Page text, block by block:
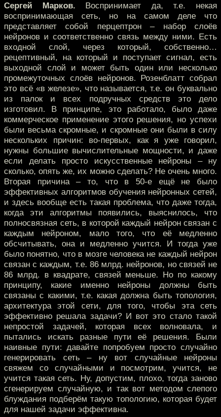
Сергей Марков. Воспринимает да, т.е. некая
воспринимающая сеть, но на самом деле что
представляет собой перцептрон – набор слоёв
нейронов и соответственно связь между ними. Есть
входной слой, через который, собственно…
рецептивный, на который и поступает сигнал, есть
выходной слой и может быть один или несколько
промежуточных слоёв нейронов. Розенблатт собрал
это всё «в железе», что называется, т.е. он буквально
из палок и всех подручных средств это дело
изготовил. В принципе, это работало, было даже
коммерческое применение этого решения, но успехи
были весьма скромные, и скромные они были в силу
нескольких причин: во-первых, как я уже говорил,
нужны большие вычислительные мощности, и даже
если делать просто искусственные нейроны – ну
сколько, опять же, их можно сделать? Не очень много.
Вторая причина – то, что в 50-е ещё не было
эффективных алгоритмов обучения нейронных сетей,
и здесь вообще есть такая проблема, что даже тогда,
когда эти алгоритмы появились, выяснилось, что
полносвязная сеть, в которой каждый нейрон связан с
каждым нейроном, мало того, что её медленно
обсчитывать, она и медленно учится. И тогда уже
было понятно, что в мозге человека не каждый нейрон
связан с каждым, т.е. 86 млрд. нейронов, но связей не
86 млрд. в квадрате, связей меньше. Но по какому
принципу, какие именно нейроны должны быть
связаны с какими, т.е. какая должна быть топология,
архитектура этой сети, для того, чтобы эта сеть
эффективно решала задачи? И вот это стало такой
непростой задачей, которая всех волновала, и
пытались искать разные пути её решения. Были
наивные пути: давайте попробуем просто случайно
генерировать сеть – ну вот случайные нейроны
свяжем со случайными и посмотрим, учится, не
учится такая сеть. Ну, допустим, плохо, тогда заново
сгенерируем случайную, и так вот методом слепого
блуждания подберём такую топологию, которая будет
для нашей задачи эффективна.